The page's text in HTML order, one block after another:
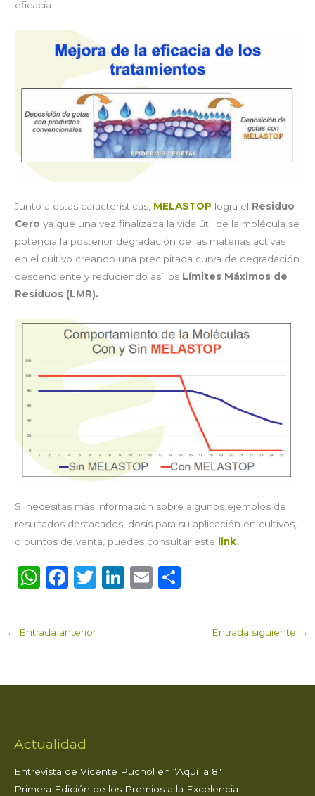
eficacia.
Junto a estas características, MELASTOP logra el Residuo
Cero ya que una vez finalizada la vida útil de la molécula se
potencia la posterior degradación de las materias activas
en el cultivo creando una precipitada curva de degradación
descendiente y reduciendo así los Límites Máximos de
Residuos (LMR).
Si necesitas más información sobre algunos ejemplos de
resultados destacados, dosis para su aplicación en cultivos,
o puntos de venta, puedes consultar este
link.
W
a
ts
p
F
c
e
o
k
T
Li
n
E
ti
← Entrada anterior Entrada siguiente →
Actualidad
Entrevista de Vicente Puchol en “Aquí la 8″
Primera Edición de los Premios a la Excelencia